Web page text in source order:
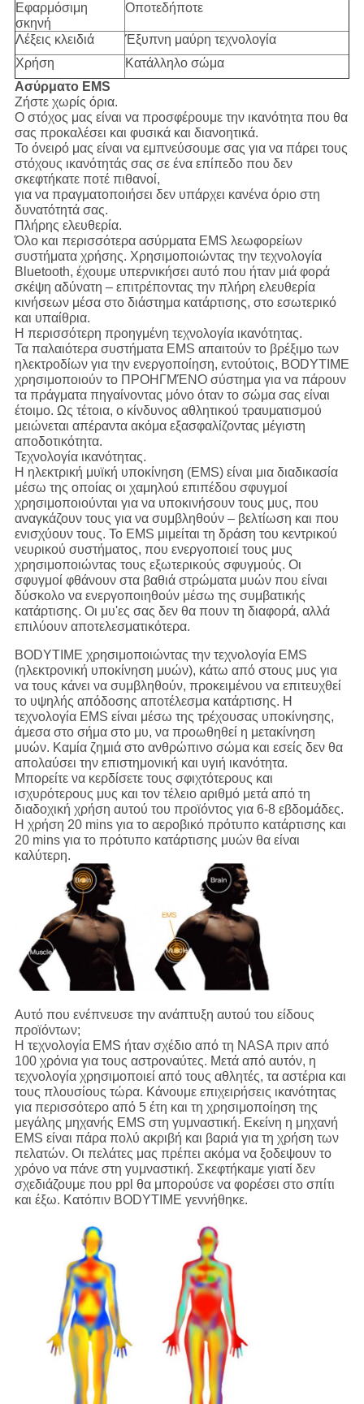
Εφαρμόσιμη
σκηνή
Οποτεδήποτε
Λέξεις κλειδιά
Έξυπνη μαύρη τεχνολογία
Χρήση
Κατάλληλο σώμα
Ασύρματο EMS
Ζήστε χωρίς όρια.
Ο στόχος μας είναι να προσφέρουμε την ικανότητα που θα
σας προκαλέσει και φυσικά και διανοητικά.
Το όνειρό μας είναι να εμπνεύσουμε σας για να πάρει τους
στόχους ικανότητάς σας σε ένα επίπεδο που δεν
σκεφτήκατε ποτέ πιθανοί,
για να πραγματοποιήσει δεν υπάρχει κανένα όριο στη
δυνατότητά σας.
Πλήρης ελευθερία.
Όλο και περισσότερα ασύρματα EMS λεωφορείων
συστήματα χρήσης. Χρησιμοποιώντας την τεχνολογία
Bluetooth, έχουμε υπερνικήσει αυτό που ήταν μιά φορά
σκέψη αδύνατη – επιτρέποντας την πλήρη ελευθερία
κινήσεων μέσα στο διάστημα κατάρτισης, στο εσωτερικό
και υπαίθρια.
Η περισσότερη προηγμένη τεχνολογία ικανότητας.
Τα παλαιότερα συστήματα EMS απαιτούν το βρέξιμο των
ηλεκτροδίων για την ενεργοποίηση, εντούτοις, BODYTIME
χρησιμοποιούν το ΠΡΟΗΓΜΈΝΟ σύστημα για να πάρουν
τα πράγματα πηγαίνοντας μόνο όταν το σώμα σας είναι
έτοιμο. Ως τέτοια, ο κίνδυνος αθλητικού τραυματισμού
μειώνεται απέραντα ακόμα εξασφαλίζοντας μέγιστη
αποδοτικότητα.
Τεχνολογία ικανότητας.
Η ηλεκτρική μυϊκή υποκίνηση (EMS) είναι μια διαδικασία
μέσω της οποίας οι χαμηλού επιπέδου σφυγμοί
χρησιμοποιούνται για να υποκινήσουν τους μυς, που
αναγκάζουν τους για να συμβληθούν – βελτίωση και που
ενισχύουν τους. Το EMS μιμείται τη δράση του κεντρικού
νευρικού συστήματος, που ενεργοποιεί τους μυς
χρησιμοποιώντας τους εξωτερικούς σφυγμούς. Οι
σφυγμοί φθάνουν στα βαθιά στρώματα μυών που είναι
δύσκολο να ενεργοποιηθούν μέσω της συμβατικής
κατάρτισης. Οι μυ'ες σας δεν θα πουν τη διαφορά, αλλά
επιλύουν αποτελεσματικότερα.
BODYTIME χρησιμοποιώντας την τεχνολογία EMS
(ηλεκτρονική υποκίνηση μυών), κάτω από στους μυς για
να τους κάνει να συμβληθούν, προκειμένου να επιτευχθεί
το υψηλής απόδοσης αποτέλεσμα κατάρτισης. Η
τεχνολογία EMS είναι μέσω της τρέχουσας υποκίνησης,
άμεσα στο σήμα στο μυ, να προωθηθεί η μετακίνηση
μυών. Καμία ζημιά στο ανθρώπινο σώμα και εσείς δεν θα
απολαύσει την επιστημονική και υγιή ικανότητα.
Μπορείτε να κερδίσετε τους σφιχτότερους και
ισχυρότερους μυς και τον τέλειο αριθμό μετά από τη
διαδοχική χρήση αυτού του προϊόντος για 6-8 εβδομάδες.
Η χρήση 20 mins για το αεροβικό πρότυπο κατάρτισης και
20 mins για το πρότυπο κατάρτισης μυών θα είναι
καλύτερη.
Αυτό που ενέπνευσε την ανάπτυξη αυτού του είδους
προϊόντων;
Η τεχνολογία EMS ήταν σχέδιο από τη NASA πριν από
100 χρόνια για τους αστροναύτες. Μετά από αυτόν, η
τεχνολογία χρησιμοποιεί από τους αθλητές, τα αστέρια και
τους πλουσίους τώρα. Κάνουμε επιχειρήσεις ικανότητας
για περισσότερο από 5 έτη και τη χρησιμοποίηση της
μεγάλης μηχανής EMS στη γυμναστική. Εκείνη η μηχανή
EMS είναι πάρα πολύ ακριβή και βαριά για τη χρήση των
πελατών. Οι πελάτες μας πρέπει ακόμα να ξοδεψουν το
χρόνο να πάνε στη γυμναστική. Σκεφτήκαμε γιατί δεν
σχεδιάζουμε που ppl θα μπορούσε να φορέσει στο σπίτι
και έξω. Κατόπιν BODYTIME γεννήθηκε.